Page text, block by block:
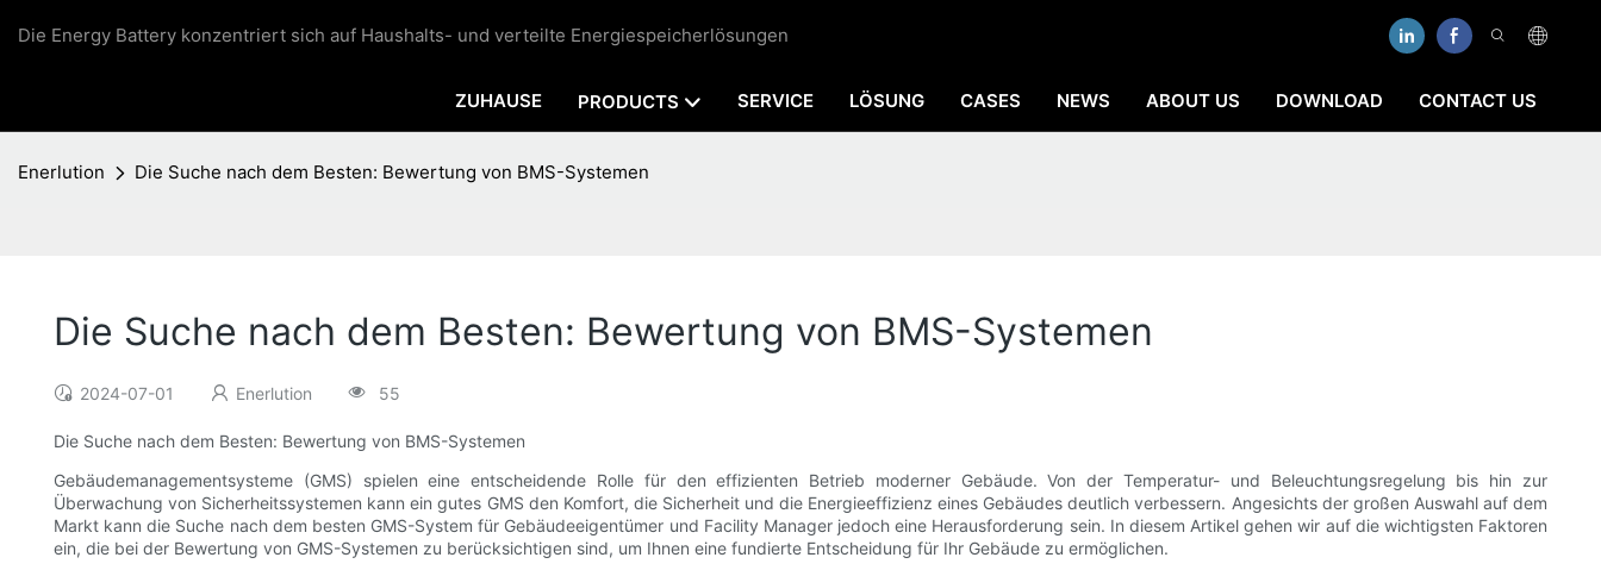
Die Energy Battery konzentriert sich auf Haushalts- und verteilte Energiespeicherlösungen
ZUHAUSE PRODUCTS SERVICE LÖSUNG CASES NEWS ABOUT US DOWNLOAD CONTACT US
Enerlution Die Suche nach dem Besten: Bewertung von BMS-Systemen
Die Suche nach dem Besten: Bewertung von BMS-Systemen
2024-07-01 Enerlution 55
Die Suche nach dem Besten: Bewertung von BMS-Systemen
Gebäudemanagementsysteme (GMS) spielen eine entscheidende Rolle für den effizienten Betrieb moderner Gebäude. Von der Temperatur- und Beleuchtungsregelung bis hin zur
Überwachung von Sicherheitssystemen kann ein gutes GMS den Komfort, die Sicherheit und die Energieeffizienz eines Gebäudes deutlich verbessern. Angesichts der großen Auswahl auf dem
Markt kann die Suche nach dem besten GMS-System für Gebäudeeigentümer und Facility Manager jedoch eine Herausforderung sein. In diesem Artikel gehen wir auf die wichtigsten Faktoren
ein, die bei der Bewertung von GMS-Systemen zu berücksichtigen sind, um Ihnen eine fundierte Entscheidung für Ihr Gebäude zu ermöglichen.